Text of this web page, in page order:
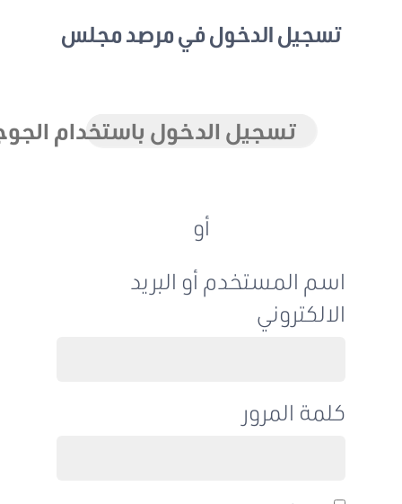
تسجيل الدخول في مرصد مجلس
تسجيل الدخول باستخدام الجوجل
اسم المستخدم أو البريد
الالكتروني
كلمة المرور